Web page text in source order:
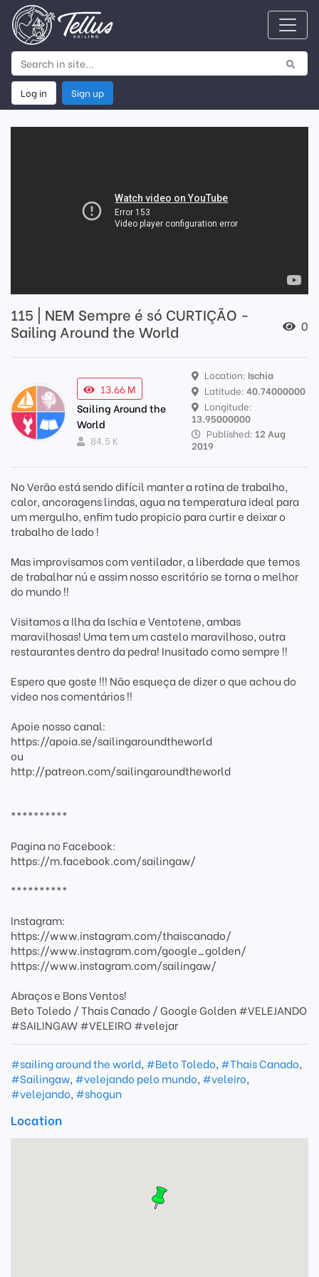
Log in Sign up
115 | NEM Sempre é só CURTIÇÃO -
Sailing Around the World
0
13.66 M
Sailing Around the
World
84.5 K
Location: Ischia
Latitude: 40.74000000
Longitude:
13.95000000
Published: 12 Aug
2019
No Verão está sendo difícil manter a rotina de trabalho,
calor, ancoragens lindas, agua na temperatura ideal para
um mergulho, enfim tudo propicio para curtir e deixar o
trabalho de lado !
Mas improvisamos com ventilador, a liberdade que temos
de trabalhar nú e assim nosso escritório se torna o melhor
do mundo !!
Visitamos a Ilha da Ischia e Ventotene, ambas
maravilhosas! Uma tem um castelo maravilhoso, outra
restaurantes dentro da pedra! Inusitado como sempre !!
Espero que goste !!! Não esqueça de dizer o que achou do
video nos comentários !!
Apoie nosso canal:
https://apoia.se/sailingaroundtheworld
ou
http://patreon.com/sailingaroundtheworld
**********
Pagina no Facebook:
https://m.facebook.com/sailingaw/
**********
Instagram:
https://www.instagram.com/thaiscanado/
https://www.instagram.com/google_golden/
https://www.instagram.com/sailingaw/
Abraços e Bons Ventos!
Beto Toledo / Thais Canado / Google Golden #VELEJANDO
#SAILINGAW #VELEIRO #velejar
#sailing around the world, #Beto Toledo, #Thais Canado,
#Sailingaw, #velejando pelo mundo, #veleiro,
#velejando, #shogun
Location